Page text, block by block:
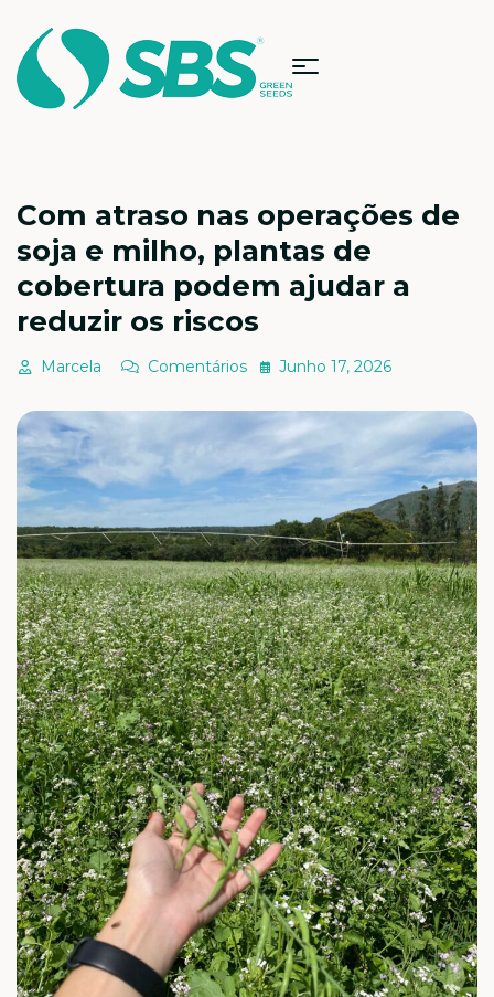
Com atraso nas operações de
soja e milho, plantas de
cobertura podem ajudar a
reduzir os riscos
Junho 17, 2026
Marcela Comentários